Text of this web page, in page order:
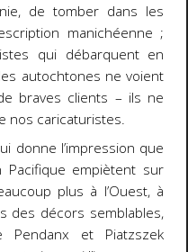
de tomber dans les
manichéenne ;
qui débarquent en
autochtones ne voient
braves clients – ils ne
nos caricaturistes.
donne l’impression que
Pacifique empiètent sur
plus à l’Ouest, à
des décors semblables,
et Piatzszek